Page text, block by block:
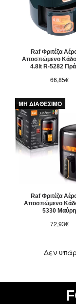
Raf Φριτέζα
Αποσπώμενο Κάδο
4.8lt R-5282
66,85€
ΜΗ ΔΙΑΘΕΣΙΜΟ
Raf Φριτέζα
Αποσπώμενο
5330 Μαύρη
72,93€
Δεν